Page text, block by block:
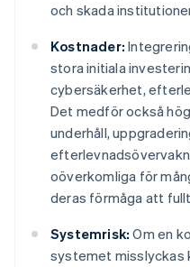
och skada
Kostnader:
stora initiala
cybersäkerhet,
Det medför också
underhåll,
oöverkomliga för
deras förmåga att
Systemrisk: Om en
systemet